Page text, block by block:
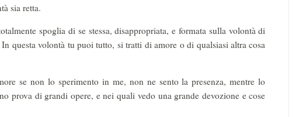
sia retta.
spoglia di se stessa, disappropriata, e formata sulla volontà di
questa volontà tu puoi tutto, si tratti di amore o di qualsiasi altra cosa
se non lo sperimento in me, non ne sento la presenza, mentre lo
prova di grandi opere, e nei quali vedo una grande devozione e cose